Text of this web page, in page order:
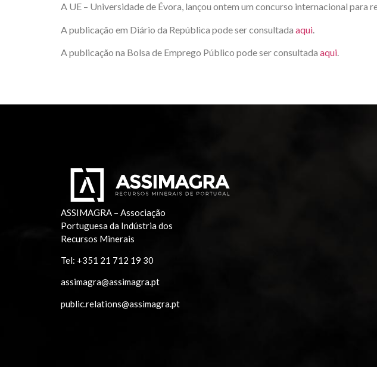
A UE – Universidade de Évora, lançou ontem um concurso internacional
A publicação em Diário da República pode ser consultada aqui
A publicação na Bolsa de Emprego Público pode ser consultada aqui.
ASSIMAGRA – Associação
Portuguesa da Indústria dos
Recursos Minerais
Tel: +351 21 712 19 30
assimagra@assimagra.pt
public.relations@assimagra.pt